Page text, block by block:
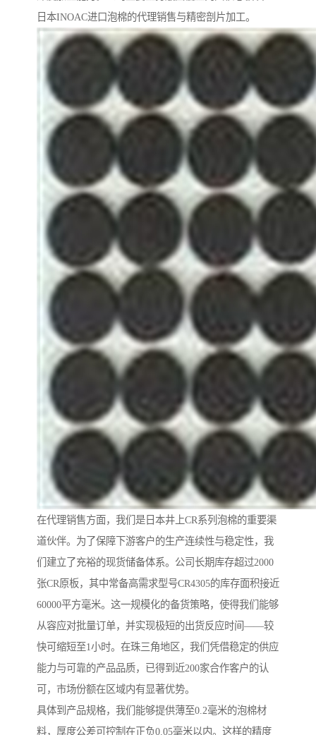
日本INOAC进口泡棉的代理销售与精密剖片加工。
在代理销售方面，我们是日本井上CR系列泡棉的重要渠
道伙伴。为了保障下游客户的生产连续性与稳定性，我
们建立了充裕的现货储备体系。公司长期库存超过2000
张CR原板，其中常备高需求型号CR4305的库存面积接近
60000平方毫米。这一规模化的备货策略，使得我们能够
从容应对批量订单，并实现极短的出货反应时间——较
快可缩短至1小时。在珠三角地区，我们凭借稳定的供应
能力与可靠的产品品质，已得到近200家合作客户的认
可，市场份额在区域内有显著优势。
具体到产品规格，我们能够提供薄至0.2毫米的泡棉材
料，厚度公差可控制在正负0.05毫米以内。这样的精度